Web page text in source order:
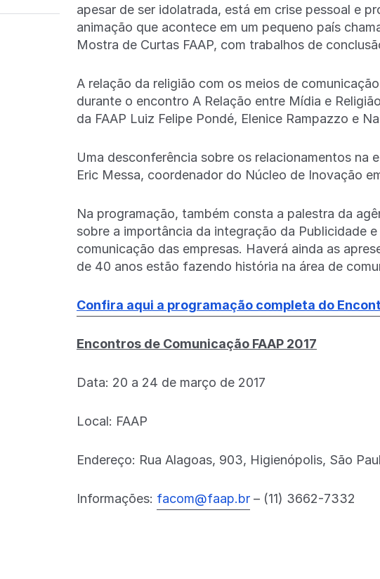
apesar de ser idolatrada, está em crise pessoal e
animação que acontece em um pequeno país
Mostra de Curtas FAAP, com trabalhos de
A relação da religião com os meios de
durante o encontro A Relação entre Mídia e
da FAAP Luiz Felipe Pondé, Elenice Rampazzo e
Uma desconferência sobre os relacionamentos na
Eric Messa, coordenador do Núcleo de Inovação
Na programação, também consta a palestra da
sobre a importância da integração da Publicidade
comunicação das empresas. Haverá ainda as
de 40 anos estão fazendo história na área de
Confira aqui a programação completa do
Encontros de Comunicação FAAP 2017
Data: 20 a 24 de março de 2017
Local: FAAP
Endereço: Rua Alagoas, 903, Higienópolis, São
Informações: facom@faap.br – (11) 3662-7332